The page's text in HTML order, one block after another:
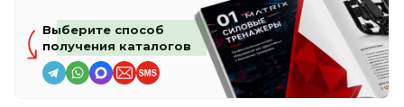
Выберите способ
получения каталогов